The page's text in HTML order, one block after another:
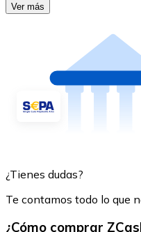
Ver más
¿Tienes dudas?
Te contamos todo lo que
¿Cómo comprar